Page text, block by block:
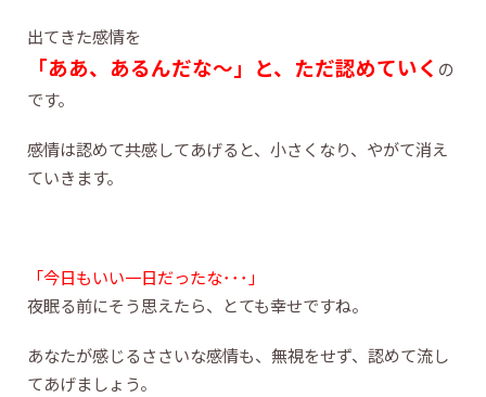
出てきた感情を
「ああ、あるんだな～」と、ただ認めていく の
です。
感情は認めて共感してあげると、小さくなり、やがて消え
ていきます。
「今日もいい一日だったな･･･」
夜眠る前にそう思えたら、とても幸せですね。
あなたが感じるささいな感情も、無視をせず、認めて流し
てあげましょう。